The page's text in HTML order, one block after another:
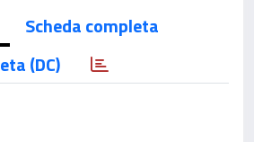
Scheda completa
(DC)